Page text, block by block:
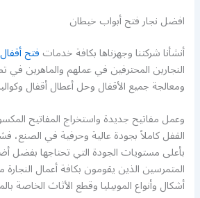
افضل نجار فتح أبواب خيطان
أنشأنا شركتنا وجهزناها بكافة خدماتفتح أقفال
النجارين المحترفين في عملهم والماهرين في
ومعالجة جميع الأقفال وحل أعطال أقفال
وعمل مفاتيح جديدة واستخراج المفاتيح
القفل كاملاً بجودة عالية وحرفية في الصنع،
بأعلى مستويات الجودة التي تحتاجها بفضل
المتمرسين الذين يقومون بكافة أعمال
أشكال وأنواع الموبيليا وقطع الأثاث الخاصة